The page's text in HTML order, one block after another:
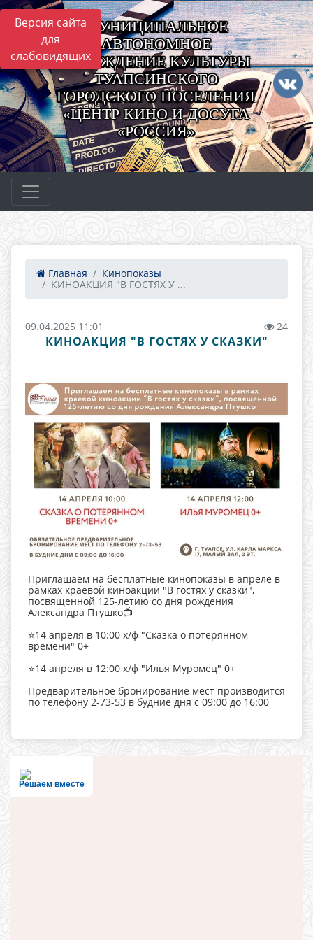
Версия сайта
для
слабовидящих
МУНИЦИПАЛЬНОЕ
АВТОНОМНОЕ
УЧРЕЖДЕНИЕ КУЛЬТУРЫ
ТУАПСИНСКОГО
ГОРОДСКОГО ПОСЕЛЕНИЯ
«ЦЕНТР КИНО И ДОСУГА
«РОССИЯ»
Главная
Кинопоказы
КИНОАКЦИЯ "В ГОСТЯХ У ...
09.04.2025 11:01 24
КИНОАКЦИЯ "В ГОСТЯХ У СКАЗКИ"
Приглашаем на бесплатные кинопоказы в апреле в
рамках краевой киноакции "В гостях у сказки",
посвященной 125-летию со дня рождения
Александра Птушко📺
⭐️14 апреля в 10:00 х/ф "Сказка о потерянном
времени" 0+
⭐️14 апреля в 12:00 х/ф "Илья Муромец" 0+
Предварительное бронирование мест производится
по телефону 2-73-53 в будние дня с 09:00 до 16:00
Решаем вместе